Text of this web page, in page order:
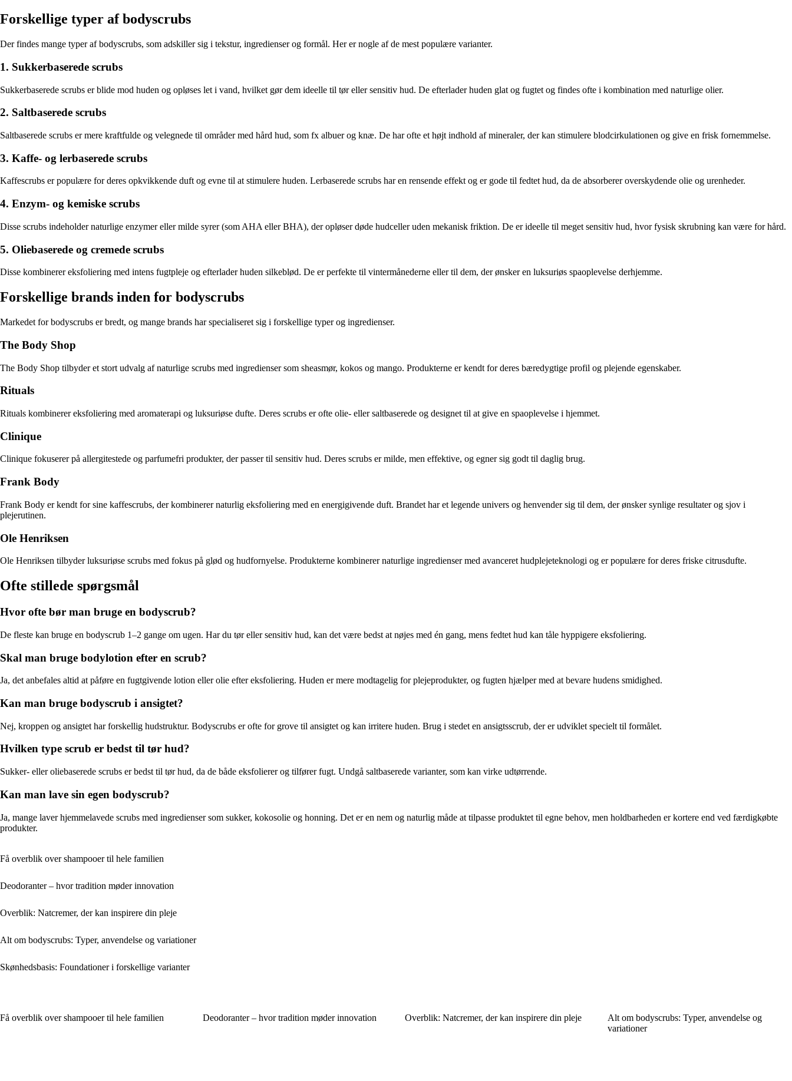
Forskellige typer af bodyscrubs
Der findes mange typer af bodyscrubs, som adskiller sig i tekstur, ingredienser og formål. Her er nogle af de mest populære varianter.
1. Sukkerbaserede scrubs
Sukkerbaserede scrubs er blide mod huden og opløses let i vand, hvilket gør dem ideelle til tør eller sensitiv hud. De efterlader huden glat og fugtet og findes ofte i kombination med naturlige olier.
2. Saltbaserede scrubs
Saltbaserede scrubs er mere kraftfulde og velegnede til områder med hård hud, som fx albuer og knæ. De har ofte et højt indhold af mineraler, der kan stimulere blodcirkulationen og give en frisk fornemmelse.
3. Kaffe- og lerbaserede scrubs
Kaffescrubs er populære for deres opkvikkende duft og evne til at stimulere huden. Lerbaserede scrubs har en rensende effekt og er gode til fedtet hud, da de absorberer overskydende olie og urenheder.
4. Enzym- og kemiske scrubs
Disse scrubs indeholder naturlige enzymer eller milde syrer (som AHA eller BHA), der opløser døde hudceller uden mekanisk friktion. De er ideelle til meget sensitiv hud, hvor fysisk skrubning kan være for hård.
5. Oliebaserede og cremede scrubs
Disse kombinerer eksfoliering med intens fugtpleje og efterlader huden silkeblød. De er perfekte til vintermånederne eller til dem, der ønsker en luksuriøs spaoplevelse derhjemme.
Forskellige brands inden for bodyscrubs
Markedet for bodyscrubs er bredt, og mange brands har specialiseret sig i forskellige typer og ingredienser.
The Body Shop
The Body Shop tilbyder et stort udvalg af naturlige scrubs med ingredienser som sheasmør, kokos og mango. Produkterne er kendt for deres bæredygtige profil og plejende egenskaber.
Rituals
Rituals kombinerer eksfoliering med aromaterapi og luksuriøse dufte. Deres scrubs er ofte olie- eller saltbaserede og designet til at give en spaoplevelse i hjemmet.
Clinique
Clinique fokuserer på allergitestede og parfumefri produkter, der passer til sensitiv hud. Deres scrubs er milde, men effektive, og egner sig godt til daglig brug.
Frank Body
Frank Body er kendt for sine kaffescrubs, der kombinerer naturlig eksfoliering med en energigivende duft. Brandet har et legende univers og henvender sig til dem, der ønsker synlige resultater og sjov i
plejerutinen.
Ole Henriksen
Ole Henriksen tilbyder luksuriøse scrubs med fokus på glød og hudfornyelse. Produkterne kombinerer naturlige ingredienser med avanceret hudplejeteknologi og er populære for deres friske citrusdufte.
Ofte stillede spørgsmål
Hvor ofte bør man bruge en bodyscrub?
De fleste kan bruge en bodyscrub 1–2 gange om ugen. Har du tør eller sensitiv hud, kan det være bedst at nøjes med én gang, mens fedtet hud kan tåle hyppigere eksfoliering.
Skal man bruge bodylotion efter en scrub?
Ja, det anbefales altid at påføre en fugtgivende lotion eller olie efter eksfoliering. Huden er mere modtagelig for plejeprodukter, og fugten hjælper med at bevare hudens smidighed.
Kan man bruge bodyscrub i ansigtet?
Nej, kroppen og ansigtet har forskellig hudstruktur. Bodyscrubs er ofte for grove til ansigtet og kan irritere huden. Brug i stedet en ansigtsscrub, der er udviklet specielt til formålet.
Hvilken type scrub er bedst til tør hud?
Sukker- eller oliebaserede scrubs er bedst til tør hud, da de både eksfolierer og tilfører fugt. Undgå saltbaserede varianter, som kan virke udtørrende.
Kan man lave sin egen bodyscrub?
Ja, mange laver hjemmelavede scrubs med ingredienser som sukker, kokosolie og honning. Det er en nem og naturlig måde at tilpasse produktet til egne behov, men holdbarheden er kortere end ved færdigkøbte
produkter.
Få overblik over shampooer til hele familien
Deodoranter – hvor tradition møder innovation
Overblik: Natcremer, der kan inspirere din pleje
Alt om bodyscrubs: Typer, anvendelse og variationer
Skønhedsbasis: Foundationer i forskellige varianter
Få overblik over shampooer til hele familien Deodoranter – hvor tradition møder innovation Overblik: Natcremer, der kan inspirere din pleje
Alt om bodyscrubs: Typer, anvendelse og
variationer